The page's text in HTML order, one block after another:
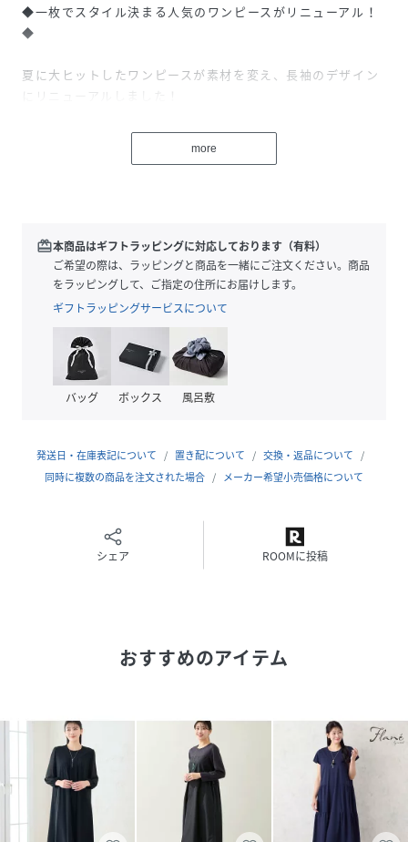
◆一枚でスタイル決まる人気のワンピースがリニューアル！
◆
夏に大ヒットしたワンピースが素材を変え、長袖のデザイン
にリニューアルしました！
脇身頃にはタフタを組み合わせた異素材使いのデザイン。
Aラインシルエットで気になるお腹やヒップラインをしっか
りとカバー。
ラクに旬の着こなしが叶う嬉しいアイテムです。
ウエスは両サイドのストッパーで分量を調節可能。きゅっと
絞って女性らしいシルエットで楽しむこともできます。
大き目のポケットがあるのも便利ですね。
【モデル身長175cm】
わせても素敵にコーディネートしていただけます。
ートもおすすめです。
■商品特性■
素材の厚さ：普通（脇タフタ部分はやや薄い）
素材の透け感：透けない
素材の光沢：光沢がない
more
redeem本商品はギフトラッピングに対応しております（有料）
ご希望の際は、ラッピングと商品を一緒にご注文ください。商品
をラッピングして、ご指定の住所にお届けします。
ギフトラッピングサービスについて
バッグ ボックス 風呂敷
発送日・在庫表記について 置き配について
交換・返品について
同時に複数の商品を注文された場合
メーカー希望小売価格について
シェア ROOMに投稿
おすすめのアイテム